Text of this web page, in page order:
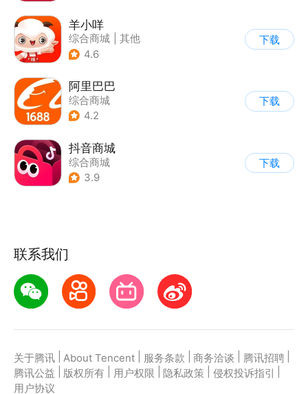
羊小咩
综合商城
其他
4.6
下载
阿里巴巴
综合商城
4.2
下载
抖音商城
综合商城
3.9
下载
联系我们
关于腾讯 About Tencent 服务条款 商务洽谈 腾讯招聘
腾讯公益
版权所有 用户权限 隐私政策 侵权投诉指引
用户协议